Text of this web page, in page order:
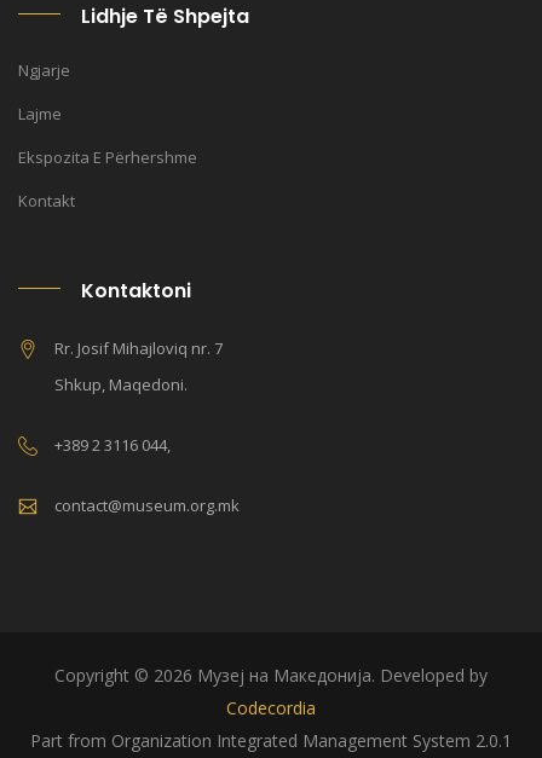
Lidhje Të Shpejta
Ngjarje
Lajme
Ekspozita E Përhershme
Kontakt
Kontaktoni
Rr. Josif Mihajloviq nr. 7
Shkup, Maqedoni.
+389 2 3116 044,
contact@museum.org.mk
Copyright © 2026 Музеј на Македонија. Developed by
Codecordia
Part from Organization Integrated Management System 2.0.1